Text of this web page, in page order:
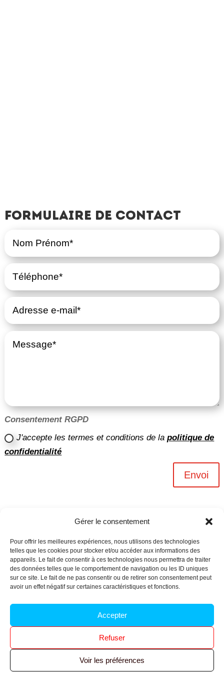
Gérer le consentement
Pour offrir les meilleures expériences, nous utilisons des technologies
telles que les cookies pour stocker et/ou accéder aux informations des
appareils. Le fait de consentir à ces technologies nous permettra de traiter
des données telles que le comportement de navigation ou les ID uniques
sur ce site. Le fait de ne pas consentir ou de retirer son consentement peut
avoir un effet négatif sur certaines caractéristiques et fonctions.
Accepter
Refuser
Voir les préférences
Formulaire de contact
Consentement RGPD
J'accepte les termes et conditions de lapolitique de
confidentialité
Envoi
Archives n-6
Politique de confidentialité–
© 2026 FNIC CGT – Tous droits réservés.